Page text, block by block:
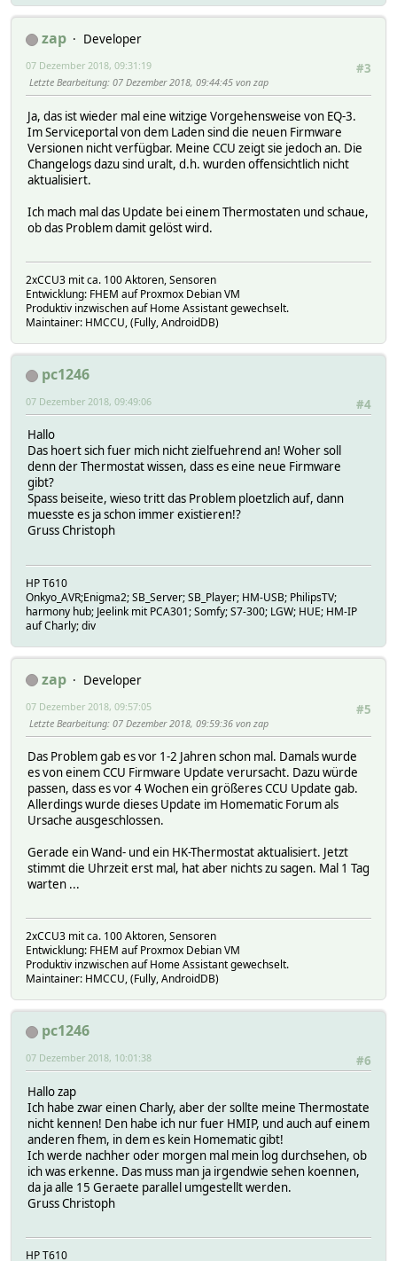
zap
Developer
#3
07 Dezember 2018, 09:31:19
Letzte Bearbeitung: 07 Dezember 2018, 09:44:45 von zap
Ja, das ist wieder mal eine witzige Vorgehensweise von EQ-3.
Im Serviceportal von dem Laden sind die neuen Firmware
Versionen nicht verfügbar. Meine CCU zeigt sie jedoch an. Die
Changelogs dazu sind uralt, d.h. wurden offensichtlich nicht
aktualisiert.
Ich mach mal das Update bei einem Thermostaten und schaue,
ob das Problem damit gelöst wird.
2xCCU3 mit ca. 100 Aktoren, Sensoren
Entwicklung: FHEM auf Proxmox Debian VM
Produktiv inzwischen auf Home Assistant gewechselt.
Maintainer: HMCCU, (Fully, AndroidDB)
pc1246
#4
07 Dezember 2018, 09:49:06
Hallo
Das hoert sich fuer mich nicht zielfuehrend an! Woher soll
denn der Thermostat wissen, dass es eine neue Firmware
gibt?
Spass beiseite, wieso tritt das Problem ploetzlich auf, dann
muesste es ja schon immer existieren!?
Gruss Christoph
HP T610
Onkyo_AVR;Enigma2; SB_Server; SB_Player; HM-USB; PhilipsTV;
harmony hub; Jeelink mit PCA301; Somfy; S7-300; LGW; HUE; HM-IP
auf Charly; div
zap
Developer
#5
07 Dezember 2018, 09:57:05
Letzte Bearbeitung: 07 Dezember 2018, 09:59:36 von zap
Das Problem gab es vor 1-2 Jahren schon mal. Damals wurde
es von einem CCU Firmware Update verursacht. Dazu würde
passen, dass es vor 4 Wochen ein größeres CCU Update gab.
Allerdings wurde dieses Update im Homematic Forum als
Ursache ausgeschlossen.
Gerade ein Wand- und ein HK-Thermostat aktualisiert. Jetzt
stimmt die Uhrzeit erst mal, hat aber nichts zu sagen. Mal 1 Tag
warten ...
2xCCU3 mit ca. 100 Aktoren, Sensoren
Entwicklung: FHEM auf Proxmox Debian VM
Produktiv inzwischen auf Home Assistant gewechselt.
Maintainer: HMCCU, (Fully, AndroidDB)
pc1246
#6
07 Dezember 2018, 10:01:38
Hallo zap
Ich habe zwar einen Charly, aber der sollte meine Thermostate
nicht kennen! Den habe ich nur fuer HMIP, und auch auf einem
anderen fhem, in dem es kein Homematic gibt!
Ich werde nachher oder morgen mal mein log durchsehen, ob
ich was erkenne. Das muss man ja irgendwie sehen koennen,
da ja alle 15 Geraete parallel umgestellt werden.
Gruss Christoph
HP T610